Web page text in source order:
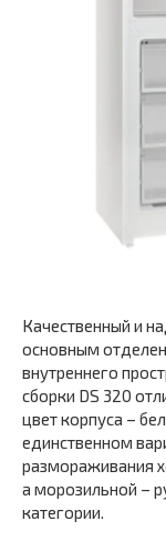
Качественный и
основным
внутреннего
сборки DS 320
цвет корпуса –
единственном
размораживания
а морозильной –
категории.